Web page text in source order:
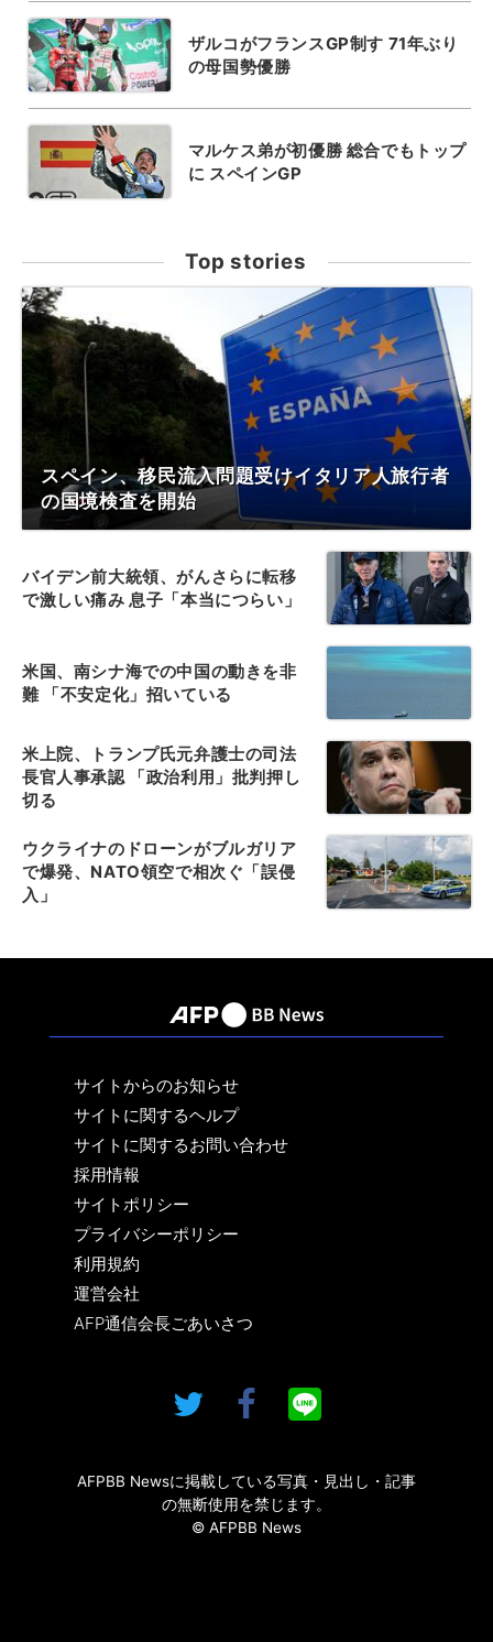
ザルコがフランスGP制す 71年ぶり
の母国勢優勝
マルケス弟が初優勝 総合でもトップ
に スペインGP
Top stories
スペイン、移民流入問題受けイタリア人旅行者
の国境検査を開始
バイデン前大統領、がんさらに転移
で激しい痛み 息子「本当につらい」
米国、南シナ海での中国の動きを非
難 「不安定化」招いている
米上院、トランプ氏元弁護士の司法
長官人事承認 「政治利用」批判押し
切る
ウクライナのドローンがブルガリア
で爆発、NATO領空で相次ぐ「誤侵
入」
サイトからのお知らせ
サイトに関するヘルプ
サイトに関するお問い合わせ
採用情報
サイトポリシー
プライバシーポリシー
利用規約
運営会社
AFP通信会長ごあいさつ
AFPBB Newsに掲載している写真・見出し・記事
の無断使用を禁じます。
© AFPBB News